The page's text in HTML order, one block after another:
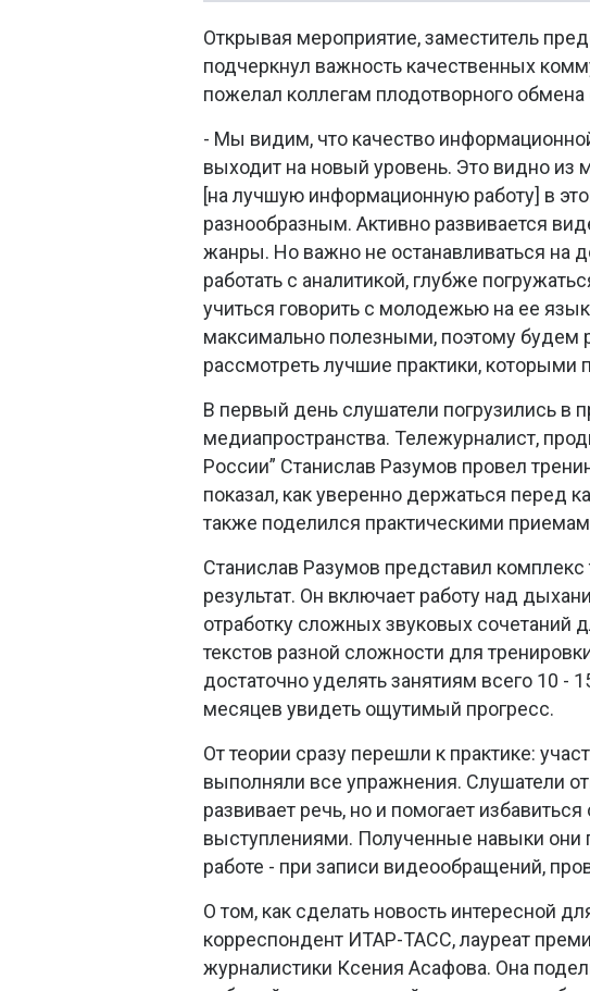
Открывая мероприятие, заместитель
подчеркнул важность качественных
пожелал коллегам плодотворного
- Мы видим, что качество
выходит на новый уровень. Это видно из
[на лучшую информационную работу] в
разнообразным. Активно развивается
жанры. Но важно не останавливаться на
работать с аналитикой, глубже
учиться говорить с молодежью на ее
максимально полезными, поэтому будем
рассмотреть лучшие практики, которыми
В первый день слушатели погрузились в
медиапространства. Тележурналист,
России” Станислав Разумов провел
показал, как уверенно держаться перед
также поделился практическими
Станислав Разумов представил
результат. Он включает работу над
отработку сложных звуковых сочетаний
текстов разной сложности для
достаточно уделять занятиям всего 10 -
месяцев увидеть ощутимый прогресс.
От теории сразу перешли к практике:
выполняли все упражнения. Слушатели
развивает речь, но и помогает
выступлениями. Полученные навыки они
работе - при записи видеообращений,
О том, как сделать новость интересной
корреспондент ИТАР-ТАСС, лауреат
журналистики Ксения Асафова. Она